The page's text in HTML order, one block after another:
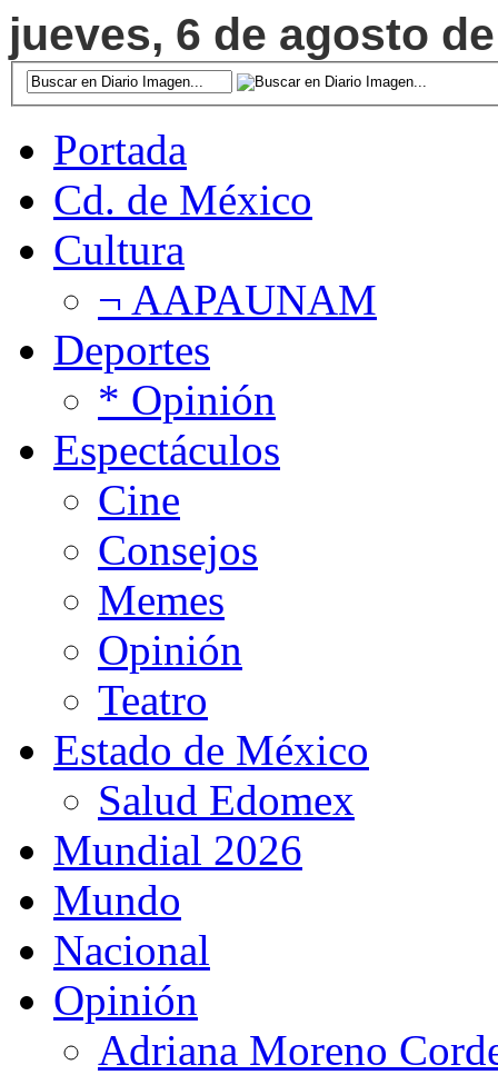
jueves, 6 de agosto
Portada
Cd. de México
Cultura
¬ AAPAUNAM
Deportes
* Opinión
Espectáculos
Cine
Consejos
Memes
Opinión
Teatro
Estado de México
Salud Edomex
Mundial 2026
Mundo
Nacional
Opinión
Adriana Moreno